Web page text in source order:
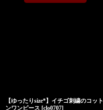
【ゆったりsize*】イチゴ刺繍のコット
ンワンピース [clo0707]